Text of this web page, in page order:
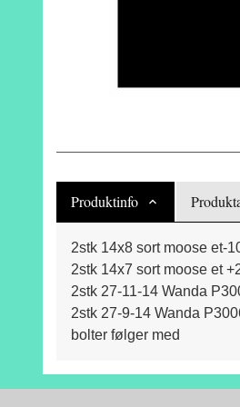
Produktinfo
2stk 14x8 sort moose et-
2stk 14x7 sort moose et
2stk 27-11-14 Wanda
2stk 27-9-14 Wanda
bolter følger med